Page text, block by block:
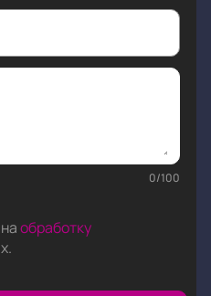
0/100
обработку
.